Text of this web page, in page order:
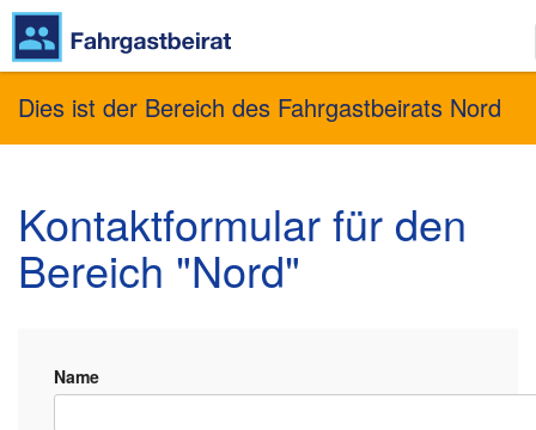
zum
Dies ist der Bereich des Fahrgastbeirats Nord
Kontaktformular für den
Bereich "Nord"
Name